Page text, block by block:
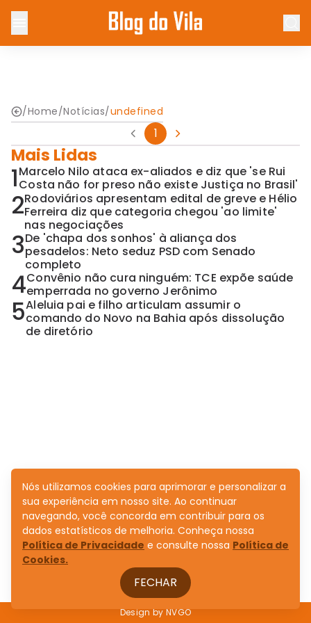
/Home/Notícias/undefined
1
Mais Lidas
1Marcelo Nilo ataca ex-aliados e diz que 'se Rui
Costa não for preso não existe Justiça no Brasil'
2Rodoviários apresentam edital de greve e Hélio
Ferreira diz que categoria chegou 'ao limite'
nas negociações
3De 'chapa dos sonhos' à aliança dos
pesadelos: Neto seduz PSD com Senado
completo
4Convênio não cura ninguém: TCE expõe saúde
emperrada no governo Jerônimo
5Aleluia pai e filho articulam assumir o
comando do Novo na Bahia após dissolução
de diretório
Design byNVGO
Nós utilizamos cookies para aprimorar e personalizar a
sua experiência em nosso site. Ao continuar
navegando, você concorda em contribuir para os
dados estatísticos de melhoria. Conheça nossa
Política de Privacidade e consulte nossa Política de
Cookies.
FECHAR